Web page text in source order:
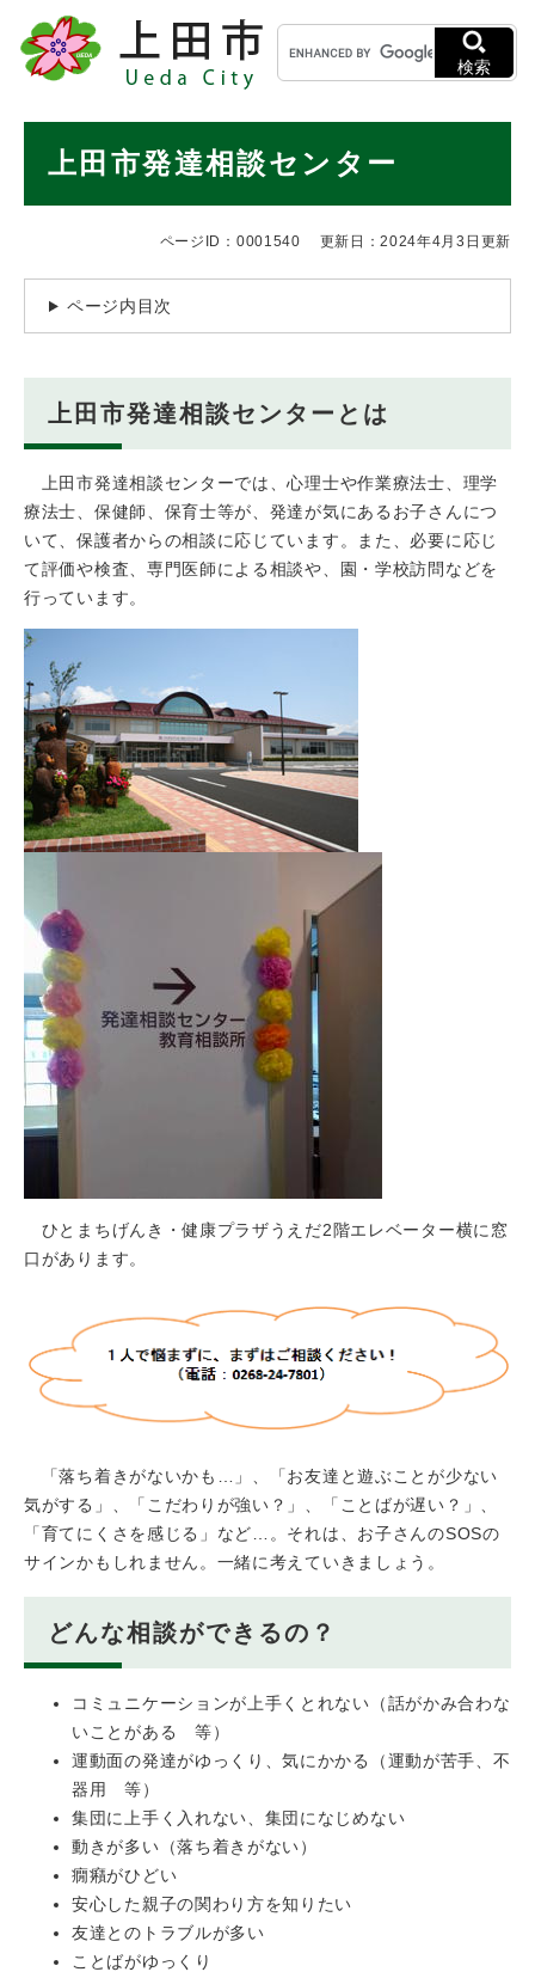
メニューを飛ばして本文へ
キ
ー
ワ
検
検索
上田市発達相談センター
ページID：0001540 更新日：2024年4月3日更新
ページ内目次
上田市発達相談センターとは
上田市発達相談センターでは、心理士や作業療法士、理学
療法士、保健師、保育士等が、発達が気にあるお子さんにつ
いて、保護者からの相談に応じています。また、必要に応じ
て評価や検査、専門医師による相談や、園・学校訪問などを
行っています。
ひとまちげんき・健康プラザうえだ2階エレベーター横に窓
口があります。
「落ち着きがないかも…」、「お友達と遊ぶことが少ない
気がする」、「こだわりが強い？」、「ことばが遅い？」、
「育てにくさを感じる」など…。それは、お子さんのSOSの
サインかもしれません。一緒に考えていきましょう。
どんな相談ができるの？
コミュニケーションが上手くとれない（話がかみ合わな
いことがある 等）
運動面の発達がゆっくり、気にかかる（運動が苦手、不
器用 等）
集団に上手く入れない、集団になじめない
動きが多い（落ち着きがない）
癇癪がひどい
安心した親子の関わり方を知りたい
友達とのトラブルが多い
ことばがゆっくり